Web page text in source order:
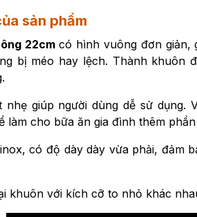
sản phẩm
22cmcó hình vuông đơn giản,
bị méo hay lệch. Thành khuôn
giúp người dùng dễ sử
làm cho bữa ăn gia đình thêm
có độ dày dày vừa phải, đảm
khuôn với kích cỡ to nhỏ khác